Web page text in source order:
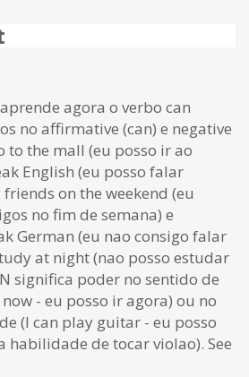
agora o verbo can
no affirmative (can) e negative
to the mall (eu posso ir ao
English (eu posso falar
friends on the weekend (eu
no fim de semana) e
German (eu nao consigo falar
at night (nao posso estudar
significa poder no sentido de
- eu posso ir agora) ou no
(I can play guitar - eu posso
habilidade de tocar violao). See